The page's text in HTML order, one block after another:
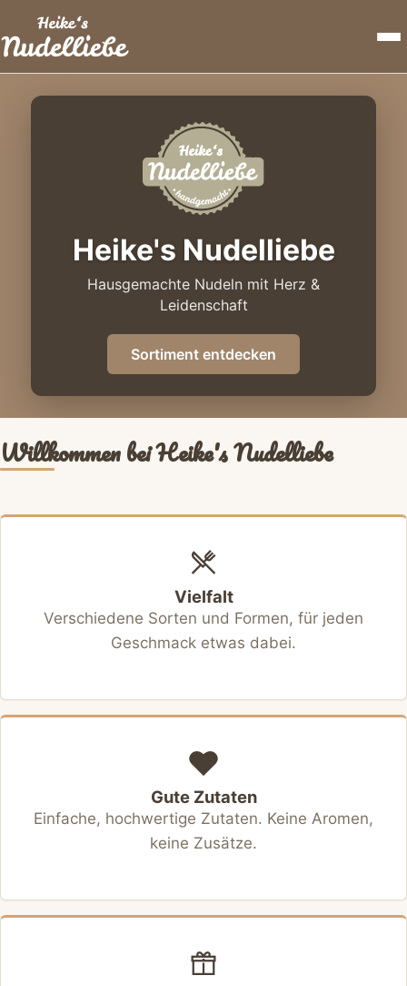
Startseite
Firma GillmannHeike's Nudelliebe
Hausgemachte Nudeln mit Herz &
Leidenschaft
Sortiment entdecken
Willkommen bei Heike's Nudelliebe
Vielfalt
Verschiedene Sorten und Formen, für jeden
Geschmack etwas dabei.
Gute Zutaten
Einfache, hochwertige Zutaten. Keine Aromen,
keine Zusätze.